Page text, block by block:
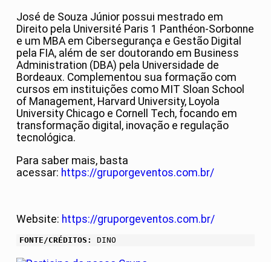
José de Souza Júnior possui mestrado em
Direito pela Université Paris 1 Panthéon-Sorbonne
e um MBA em Cibersegurança e Gestão Digital
pela FIA, além de ser doutorando em Business
Administration (DBA) pela Universidade de
Bordeaux. Complementou sua formação com
cursos em instituições como MIT Sloan School
of Management, Harvard University, Loyola
University Chicago e Cornell Tech, focando em
transformação digital, inovação e regulação
tecnológica.
Para saber mais, basta
acessar: https://gruporgeventos.com.br/
Website: https://gruporgeventos.com.br/
FONTE/CRÉDITOS: DINO